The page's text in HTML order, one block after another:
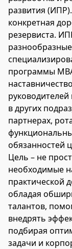
развития
конкретная
резервиста.
программы
в других
партнерах,
обязанностей
Цель – не
необходимые
практической
обладая
талантов,
внедрять
подбирая
задачи и